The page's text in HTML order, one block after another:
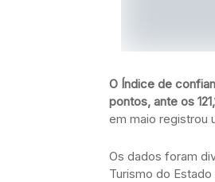
O Índice de
pontos, ante os
em maio registrou
Os dados foram
Turismo do